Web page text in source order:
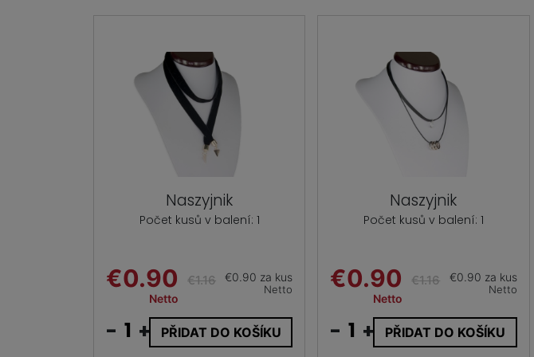
Naszyjnik
Počet kusů v balení: 1
€0.90
Netto
€1.16 €0.90 za kus
Netto
- + PŘIDAT DO KOŠÍKU
Naszyjnik
Počet kusů v balení: 1
€0.90
Netto
€1.16 €0.90 za kus
Netto
- + PŘIDAT DO KOŠÍKU